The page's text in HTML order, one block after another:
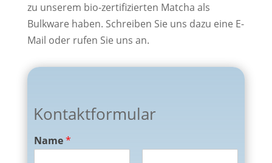
zu unserem bio-zertifizierten Matcha als
Bulkware haben. Schreiben Sie uns dazu eine E-
Mail oder rufen Sie uns an.
Kontaktformular
Name*